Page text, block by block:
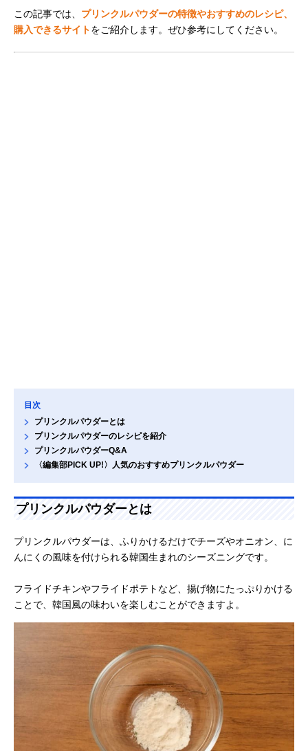
この記事では、 プリンクルパウダーの特徴やおすすめのレシピ、
購入できるサイトをご紹介します。ぜひ参考にしてください。
目次
プリンクルパウダーとは
プリンクルパウダーのレシピを紹介
プリンクルパウダーQ&A
〈編集部PICK UP!〉人気のおすすめプリンクルパウダー
プリンクルパウダーとは
プリンクルパウダーは、ふりかけるだけでチーズやオニオン、に
んにくの風味を付けられる韓国生まれのシーズニングです。
フライドチキンやフライドポテトなど、揚げ物にたっぷりかける
ことで、韓国風の味わいを楽しむことができますよ。